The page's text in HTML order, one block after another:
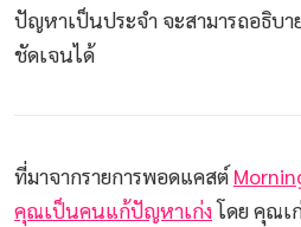
ปัญหาเป็นประจำ จะสามารถอธิบ
ชัดเจนได้
ที่มาจากรายการพอดแคสต์
คุณเป็นคนแก้ปัญหาเก่งโดย คุณเ